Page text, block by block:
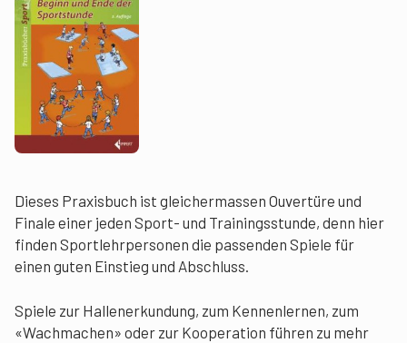
Dieses Praxisbuch ist gleichermassen Ouvertüre und
Finale einer jeden Sport- und Trainingsstunde, denn hier
finden Sportlehrpersonen die passenden Spiele für
einen guten Einstieg und Abschluss.
Spiele zur Hallenerkundung, zum Kennenlernen, zum
«Wachmachen» oder zur Kooperation führen zu mehr